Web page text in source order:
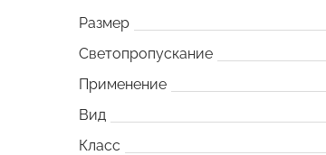
Размер
Светопропускание
Применение
Вид
Класс